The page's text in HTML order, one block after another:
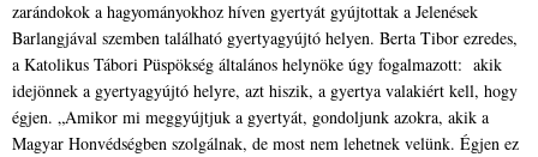
zarándokok a hagyományokhoz híven gyertyát gyújtottak a Jelenések
Barlangjával szemben található gyertyagyújtó helyen. Berta Tibor ezredes,
a Katolikus Tábori Püspökség általános helynöke úgy fogalmazott: akik
idejönnek a gyertyagyújtó helyre, azt hiszik, a gyertya valakiért kell, hogy
égjen. „Amikor mi meggyújtjuk a gyertyát, gondoljunk azokra, akik a
Magyar Honvédségben szolgálnak, de most nem lehetnek velünk. Égjen ez